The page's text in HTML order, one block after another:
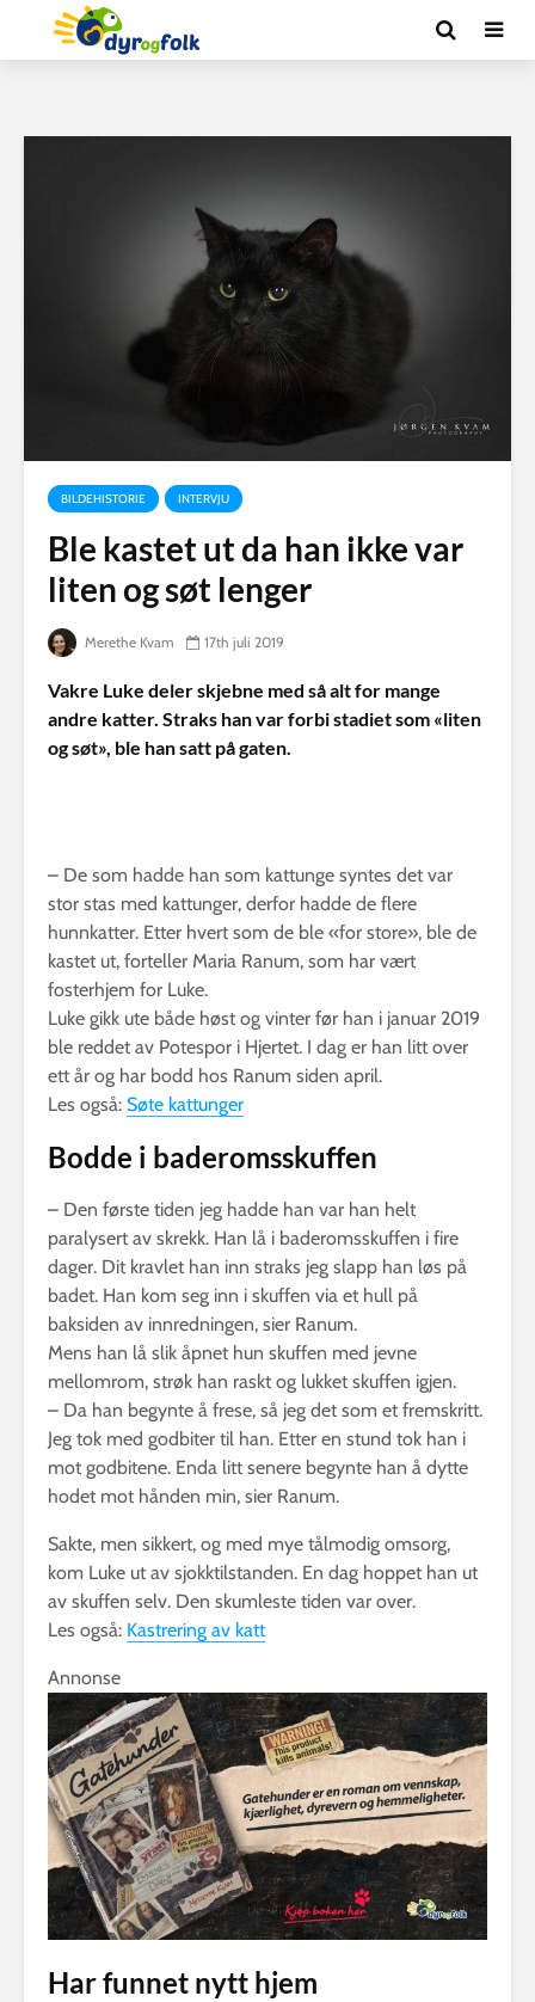
BILDEHISTORIE INTERVJU
Ble kastet ut da han ikke var
liten og søt lenger
Merethe Kvam 17th juli 2019
Vakre Luke deler skjebne med så alt for mange
andre katter. Straks han var forbi stadiet som «liten
og søt», ble han satt på gaten.
– De som hadde han som kattunge syntes det var
stor stas med kattunger, derfor hadde de flere
hunnkatter. Etter hvert som de ble «for store», ble de
kastet ut, forteller Maria Ranum, som har vært
fosterhjem for Luke.
Luke gikk ute både høst og vinter før han i januar 2019
ble reddet av Potespor i Hjertet. I dag er han litt over
ett år og har bodd hos Ranum siden april.
Les også: Søte kattunger
Bodde i baderomsskuffen
– Den første tiden jeg hadde han var han helt
paralysert av skrekk. Han lå i baderomsskuffen i fire
dager. Dit kravlet han inn straks jeg slapp han løs på
badet. Han kom seg inn i skuffen via et hull på
baksiden av innredningen, sier Ranum.
Mens han lå slik åpnet hun skuffen med jevne
mellomrom, strøk han raskt og lukket skuffen igjen.
– Da han begynte å frese, så jeg det som et fremskritt.
Jeg tok med godbiter til han. Etter en stund tok han i
mot godbitene. Enda litt senere begynte han å dytte
hodet mot hånden min, sier Ranum.
Sakte, men sikkert, og med mye tålmodig omsorg,
kom Luke ut av sjokktilstanden. En dag hoppet han ut
av skuffen selv. Den skumleste tiden var over.
Les også: Kastrering av katt
Annonse
Har funnet nytt hjem